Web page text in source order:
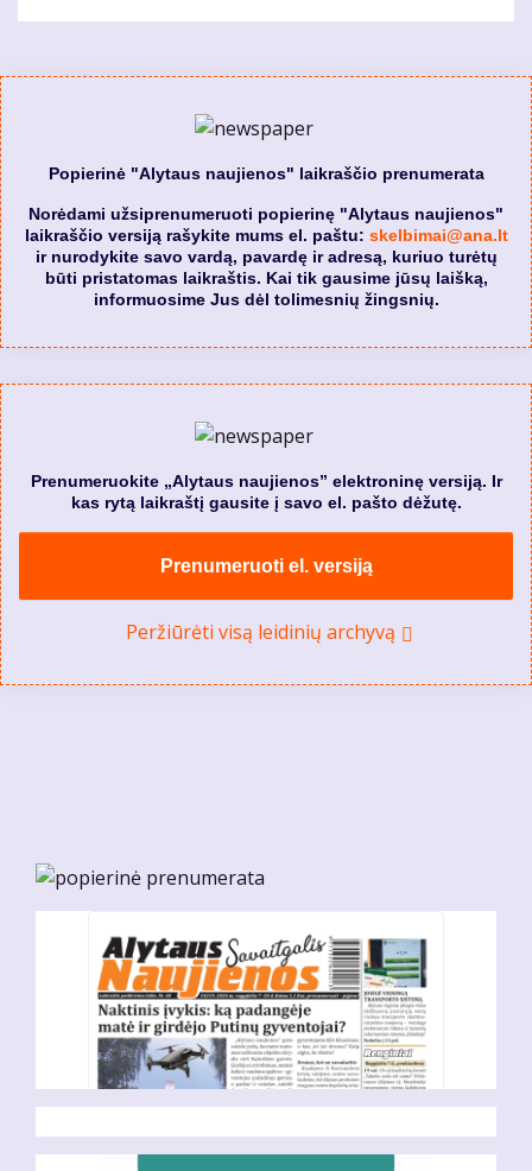
Popierinė "Alytaus naujienos" laikraščio prenumerata
Norėdami užsiprenumeruoti popierinę "Alytaus naujienos"
laikraščio versiją rašykite mums el. paštu: skelbimai@ana.lt
ir nurodykite savo vardą, pavardę ir adresą, kuriuo turėtų
būti pristatomas laikraštis. Kai tik gausime jūsų laišką,
informuosime Jus dėl tolimesnių žingsnių.
Prenumeruokite „Alytaus naujienos” elektroninę versiją. Ir
kas rytą laikraštį gausite į savo el. pašto dėžutę.
Prenumeruoti el. versiją
Peržiūrėti visą leidinių archyvą